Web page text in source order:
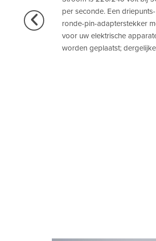
per seconde. Een driepunts-
ronde-pin-adapterstekker
voor uw elektrische
worden geplaatst;